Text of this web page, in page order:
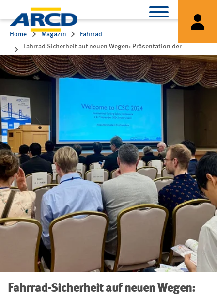
Home Magazin
Fahrrad
Fahrrad-Sicherheit auf neuen Wegen: Präsentation der
Kombibremse auf der ICSC 2024
Fahrrad-Sicherheit auf neuen Wegen: